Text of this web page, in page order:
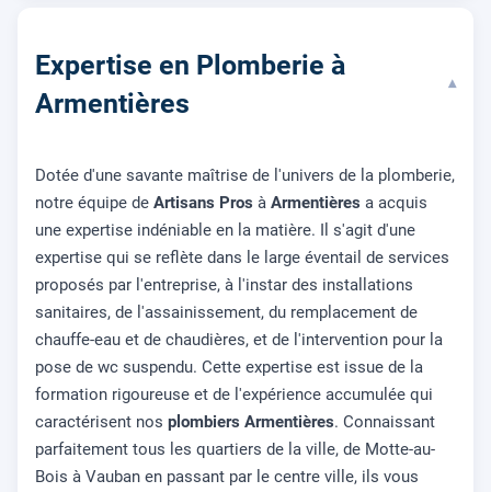
Expertise en Plomberie à
Armentières
▾
Dotée d'une savante maîtrise de l'univers de la plomberie,
notre équipe de Artisans Pros à Armentières a acquis
une expertise indéniable en la matière. Il s'agit d'une
expertise qui se reflète dans le large éventail de services
proposés par l'entreprise, à l'instar des installations
sanitaires, de l'assainissement, du remplacement de
chauffe-eau et de chaudières, et de l'intervention pour la
pose de wc suspendu. Cette expertise est issue de la
formation rigoureuse et de l'expérience accumulée qui
caractérisent nos plombiers Armentières. Connaissant
parfaitement tous les quartiers de la ville, de Motte-au-
Bois à Vauban en passant par le centre ville, ils vous